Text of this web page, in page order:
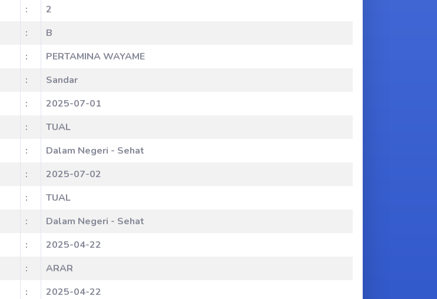
:
2
:
B
:
PERTAMINA WAYAME
:
Sandar
:
2025-07-01
:
TUAL
:
Dalam Negeri - Sehat
:
2025-07-02
:
TUAL
:
Dalam Negeri - Sehat
:
2025-04-22
:
ARAR
:
2025-04-22